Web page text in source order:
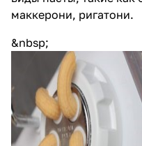
маккерони, ригатони.
&nbsp;